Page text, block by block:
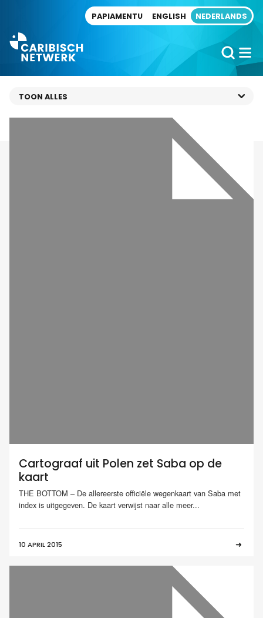
PAPIAMENTU ENGLISH NEDERLANDS
Cartograaf uit Polen zet Saba op de
kaart
THE BOTTOM – De allereerste officiële wegenkaart van Saba met
index is uitgegeven. De kaart verwijst naar alle meer...
10 APRIL 2015